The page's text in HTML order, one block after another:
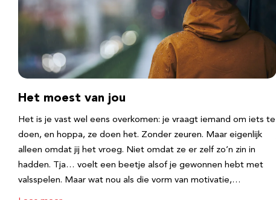
Het moest van jou
Het is je vast wel eens overkomen: je vraagt iemand om iets te
doen, en hoppa, ze doen het. Zonder zeuren. Maar eigenlijk
alleen omdat jij het vroeg. Niet omdat ze er zelf zo’n zin in
hadden. Tja… voelt een beetje alsof je gewonnen hebt met
valsspelen. Maar wat nou als die vorm van motivatie,…